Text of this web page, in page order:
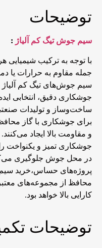
توضیحات
سیم جوش تیگ کم آلیاژ :
با توجه به ترکیب شیمیایی
جمله مقاوم به حرارات یا
سیم جوش‌های تیگ کم آلیاژ
جوشکاری دقیق، انتخابی
ساخت‌وساز و تولیدات
برای جوشکاری با گاز
و مقاومت بالا ایجاد
جوشکاری تمیز و یکنواخت
در محل جوش جلوگیری
پروژه‌های حساس،خرید
محافظ از مجموعه‌های
کارایی بالا خواهد بود.
توضیحات